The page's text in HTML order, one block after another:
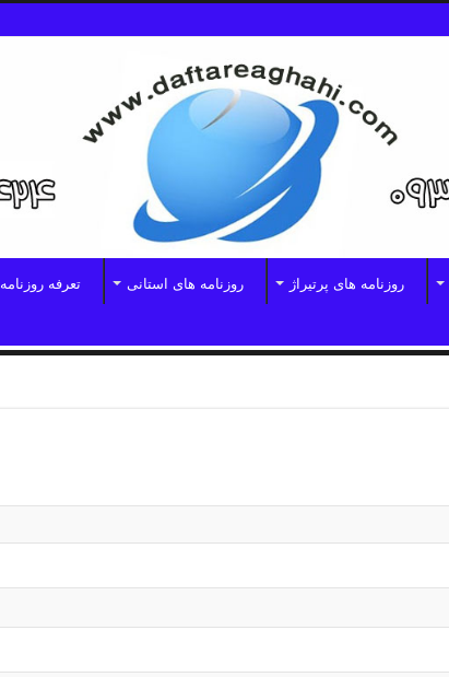
روزنامه های پرتیراژ روزنامه های استانی تعرفه روزنامه